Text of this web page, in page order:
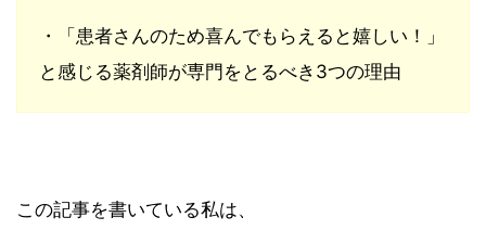
・「患者さんのため喜んでもらえると嬉しい！」
と感じる薬剤師が専門をとるべき3つの理由
この記事を書いている私は、